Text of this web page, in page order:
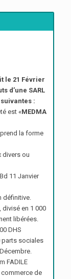
le 21 Février
d’une SARL
:
est «MEDMA
prend la forme
divers ou
11 Janvier
définitive.
divisé en 1 000
libérées.
DHS
parts sociales
FADILE
commerce de